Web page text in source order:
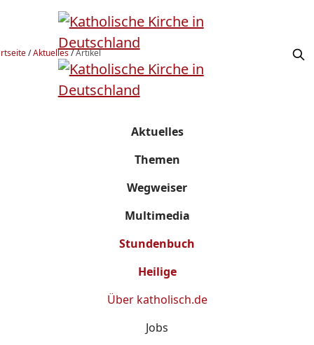
/Aktuelles/Artikel
Aktuelles
Themen
Wegweiser
Multimedia
Stundenbuch
Heilige
Über katholisch.de
Jobs